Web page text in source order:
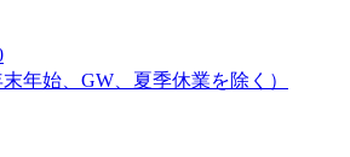
年始、GW、夏季休業を除く）